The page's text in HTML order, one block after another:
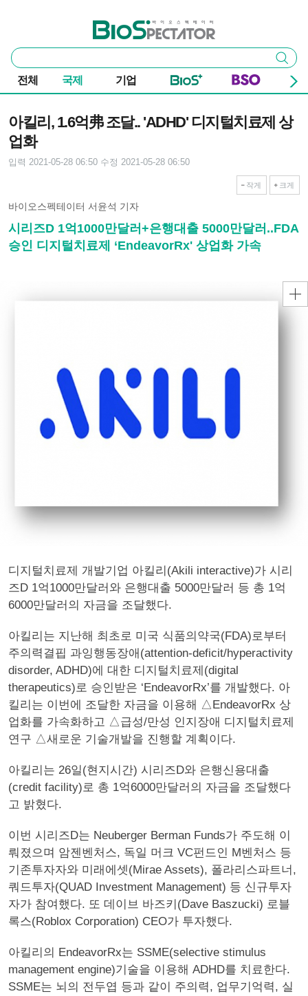
바이오스펙테이터
통
합
검
색
검색
전체 국제 기업
아킬리, 1.6억弗 조달.. 'ADHD' 디지털치료제 상
업화
입력 2021-05-28 06:50 수정 2021-05-28 06:50
작게 크게
바이오스펙테이터 서윤석 기자
시리즈D 1억1000만달러+은행대출 5000만달러..FDA
승인 디지털치료제 ‘EndeavorRx' 상업화 가속
디지털치료제 개발기업 아킬리(Akili interactive)가 시리
즈D 1억1000만달러와 은행대출 5000만달러 등 총 1억
6000만달러의 자금을 조달했다.
아킬리는 지난해 최초로 미국 식품의약국(FDA)로부터
주의력결핍 과잉행동장애(attention-deficit/hyperactivity
disorder, ADHD)에 대한 디지털치료제(digital
therapeutics)로 승인받은 ‘EndeavorRx’를 개발했다. 아
킬리는 이번에 조달한 자금을 이용해 △EndeavorRx 상
업화를 가속화하고 △급성/만성 인지장애 디지털치료제
연구 △새로운 기술개발을 진행할 계획이다.
아킬리는 26일(현지시간) 시리즈D와 은행신용대출
(credit facility)로 총 1억6000만달러의 자금을 조달했다
고 밝혔다.
이번 시리즈D는 Neuberger Berman Funds가 주도해 이
뤄졌으며 암젠벤처스, 독일 머크 VC펀드인 M벤처스 등
기존투자자와 미래에셋(Mirae Assets), 폴라리스파트너,
쿼드투자(QUAD Investment Management) 등 신규투자
자가 참여했다. 또 데이브 바즈키(Dave Baszucki) 로블
록스(Roblox Corporation) CEO가 투자했다.
아킬리의 EndeavorRx는 SSME(selective stimulus
management engine)기술을 이용해 ADHD를 치료한다.
SSME는 뇌의 전두엽 등과 같이 주의력, 업무기억력, 실